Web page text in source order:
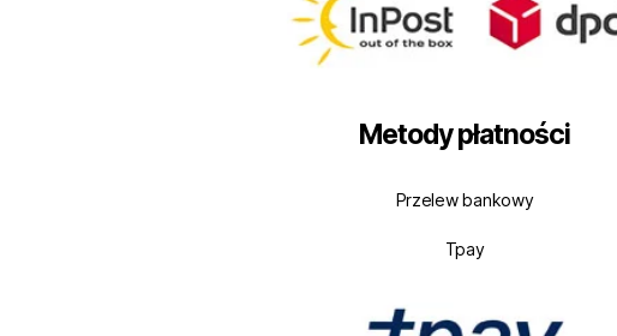
Metody płatności
Przelew bankowy
Tpay